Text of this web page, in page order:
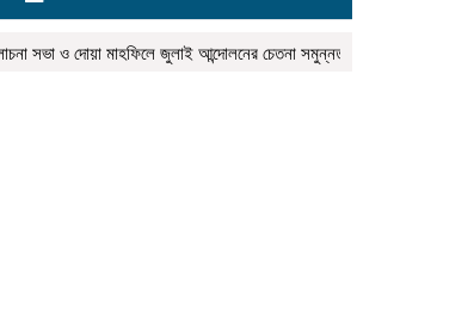
সভা ও দোয়া মাহফিলে জুলাই আন্দোলনের চেতনা সমুন্নত রাখার আহ্বান